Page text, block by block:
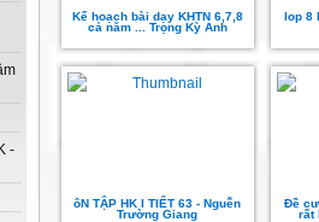
-
Kế hoạch bài dạy KHTN 6,7,8
cả năm ... Trọng Kỳ Anh
lop 8
ôN TẬP HK I TIẾT 63 - Nguễn
Trường Giang
Đề
rất